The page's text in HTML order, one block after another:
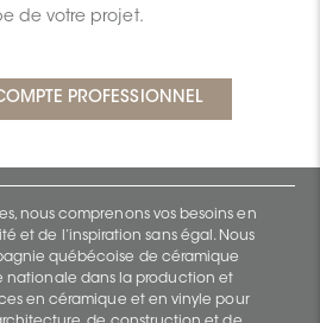
de votre projet.
nous comprenons vos besoins en
et de l’inspiration sans égal. Nous
québécoise de céramique
nationale dans la production et
en céramique et en vinyle pour